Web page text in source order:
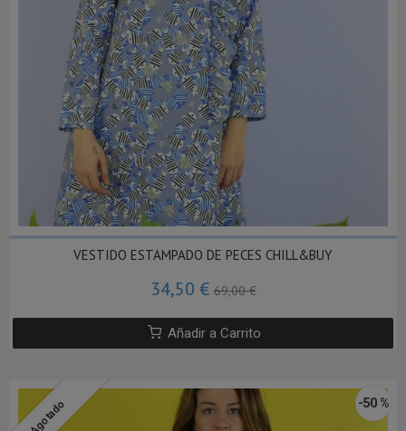
VESTIDO ESTAMPADO DE PECES CHILL&BUY
34,50 €69,00 €
Añadir a Carrito
Agotado -50 %